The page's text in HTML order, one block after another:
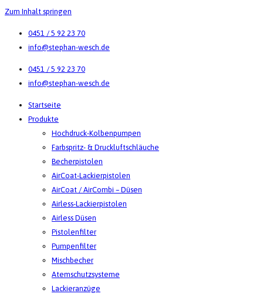
Zum Inhalt springen
0451 / 5 92 23 70
info@stephan-wesch.de
0451 / 5 92 23 70
info@stephan-wesch.de
Startseite
Produkte
Hochdruck-Kolbenpumpen
Farbspritz- & Druckluftschläuche
Becherpistolen
AirCoat-Lackierpistolen
AirCoat / AirCombi – Düsen
Airless-Lackierpistolen
Airless Düsen
Pistolenfilter
Pumpenfilter
Mischbecher
Atemschutzsysteme
Lackieranzüge